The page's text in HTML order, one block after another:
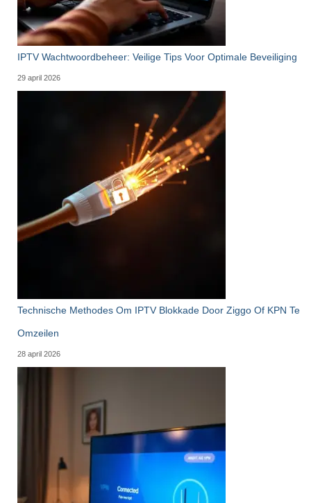
IPTV Wachtwoordbeheer: Veilige Tips Voor Optimale Beveiliging
29 april 2026
Technische Methodes Om IPTV Blokkade Door Ziggo Of KPN Te
Omzeilen
28 april 2026